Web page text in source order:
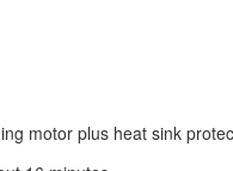
motor plus heat sink